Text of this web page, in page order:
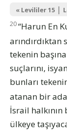
« Levililer 15 |
20“Harun En
arındırdıktan
tekenin
suçlarını,
bunları
atanan bir
İsrail halkının
ülkeye